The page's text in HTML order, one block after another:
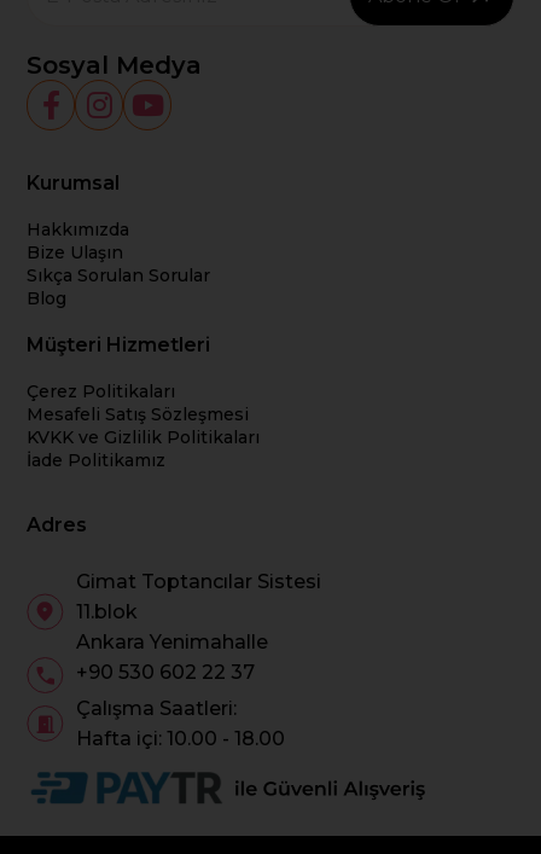
Sosyal Medya
Kurumsal
Hakkımızda
Bize Ulaşın
Sıkça Sorulan Sorular
Blog
Müşteri Hizmetleri
Çerez Politikaları
Mesafeli Satış Sözleşmesi
KVKK ve Gizlilik Politikaları
İade Politikamız
Adres
Gimat Toptancılar Sistesi
11.blok
Ankara Yenimahalle
+90 530 602 22 37
Çalışma Saatleri:
Hafta içi: 10.00 - 18.00